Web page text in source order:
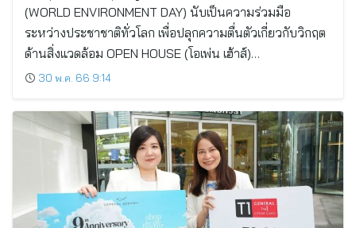
(WORLD ENVIRONMENT DAY) นับเป็นความร่วมมือ
ระหว่างประชาชาติทั่วโลก เพื่อปลุกความตื่นตัวเกี่ยวกับวิกฤต
ด้านสิ่งแวดล้อม OPEN HOUSE (โอเพ่น เฮ้าส์)…
30 พ.ค. 66 9:14